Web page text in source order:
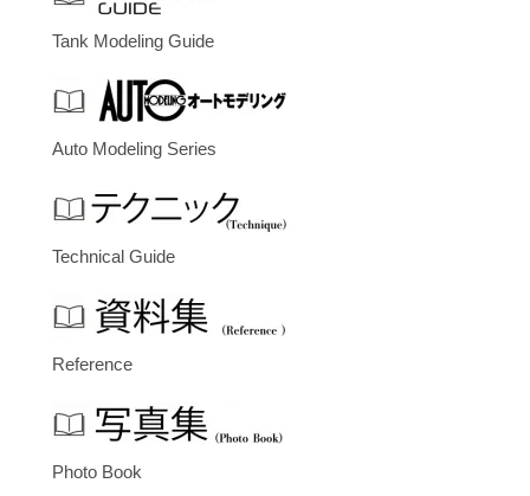
Tank Modeling Guide
Auto Modeling Series
Technical Guide
Reference
Photo Book